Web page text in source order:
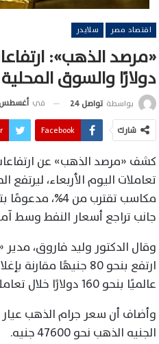
اقتصاد مصر سلايدر
دولارًا والسوق المحلية
بواسطة تواصل 24 في أغسطس 5,
شارك Facebook
كشف «مرصد الذهب» عن
تعاملات اليوم الأربعاء،
مكاسب تقترب
جانب تراجع أسعار النفط وسط
عالميًا بنحو 160 دولارًا خلال تعاملات اليوم، لتسجل نحو 4260 دولارًا حتى وقت كتابة التقرير.
الجنيه الذهب نحو 47600 جنيه.